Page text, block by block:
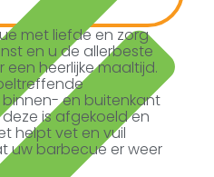
met liefde en zorg
en u de allerbeste
heerlijke maaltijd.
en buitenkant
is afgekoeld en
helpt vet en vuil
uw barbecue er weer